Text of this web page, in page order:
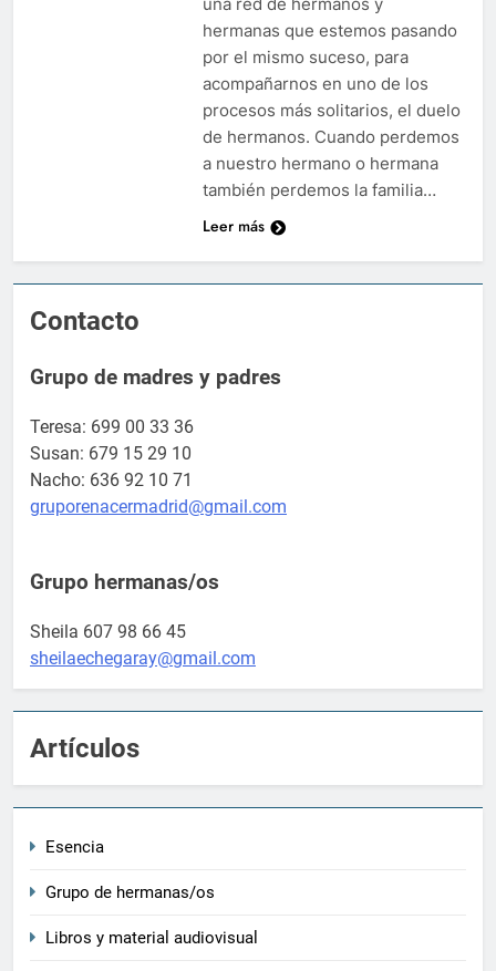
hermanas que estemos pasando
por el mismo suceso, para
acompañarnos en uno de los
procesos más solitarios, el duelo
de hermanos. Cuando perdemos
a nuestro hermano o hermana
también perdemos la familia…
Leer más
Contacto
Grupo de madres y padres
Teresa: 699 00 33 36
Susan: 679 15 29 10
Nacho: 636 92 10 71
gruporenacermadrid@gmail.com
Grupo hermanas/os
Sheila 607 98 66 45
sheilaechegaray@gmail.com
Artículos
Esencia
Grupo de hermanas/os
Libros y material audiovisual